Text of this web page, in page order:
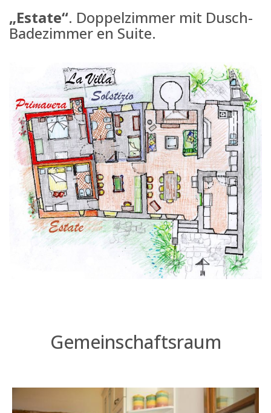
„Estate“. Doppelzimmer mit Dusch-
Badezimmer en Suite.
Gemeinschaftsraum